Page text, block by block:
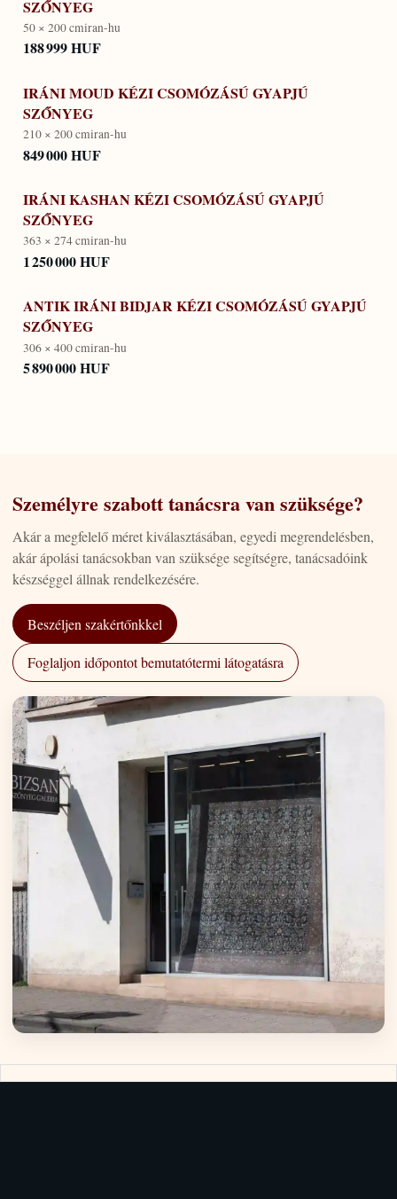
SZŐNYEG
50 × 200 cmiran-hu
188 999 HUF
IRÁNI MOUD KÉZI CSOMÓZÁSÚ GYAPJÚ
SZŐNYEG
210 × 200 cmiran-hu
849 000 HUF
IRÁNI KASHAN KÉZI CSOMÓZÁSÚ GYAPJÚ
SZŐNYEG
363 × 274 cmiran-hu
1 250 000 HUF
ANTIK IRÁNI BIDJAR KÉZI CSOMÓZÁSÚ GYAPJÚ
SZŐNYEG
306 × 400 cmiran-hu
5 890 000 HUF
Személyre szabott tanácsra van szüksége?
Akár a megfelelő méret kiválasztásában, egyedi megrendelésben,
akár ápolási tanácsokban van szüksége segítségre, tanácsadóink
készséggel állnak rendelkezésére.
Beszéljen szakértőnkkel
Foglaljon időpontot bemutatótermi látogatásra